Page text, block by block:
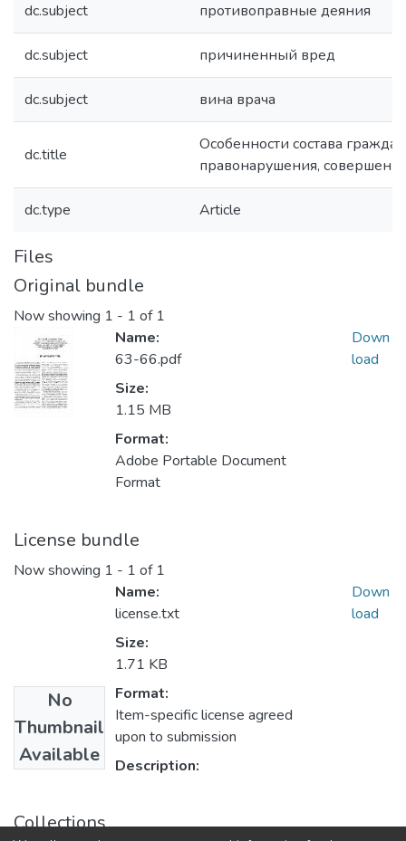
dc.subject противоправные деяния
dc.subject причиненный вред
dc.subject вина врача
dc.title
Особенности состава
правонарушения,
dc.type Article
Files
Original bundle
Now showing 1 - 1 of 1
Name:
63-66.pdf
Size:
1.15 MB
Format:
Adobe Portable Document
Format
Down
load
License bundle
Now showing 1 - 1 of 1
No
Thumbnail
Available
Name:
license.txt
Size:
1.71 KB
Format:
Item-specific license agreed
upon to submission
Description:
Down
load
Collections